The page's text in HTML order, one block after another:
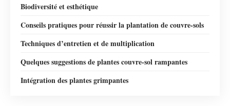
Biodiversité et esthétique
Conseils pratiques pour réussir la plantation de couvre-sols
Techniques d’entretien et de multiplication
Quelques suggestions de plantes couvre-sol rampantes
Intégration des plantes grimpantes